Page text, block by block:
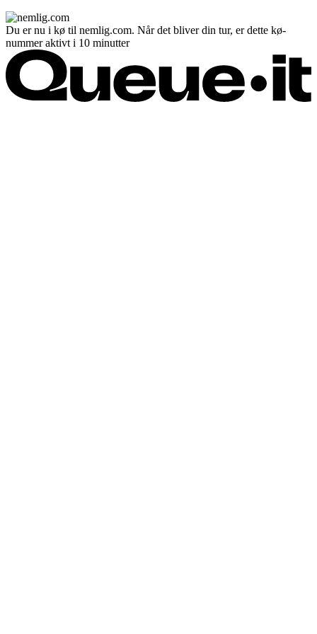
Du er nu i kø til nemlig.com. Når det bliver din tur, er dette kø-
nummer aktivt i 10 minutter